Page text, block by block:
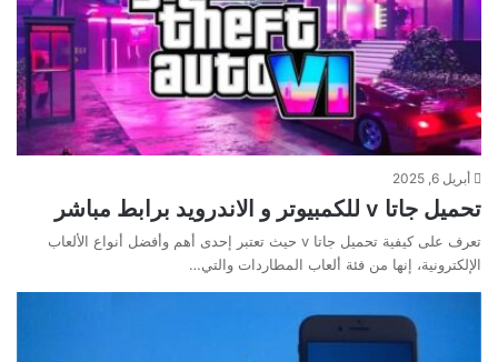
أبريل 6, 2025
تحميل جاتا v للكمبيوتر و الاندرويد برابط مباشر
تعرف على كيفية تحميل جاتا v حيث تعتبر إحدى أهم وأفضل أنواع الألعاب
الإلكترونية، إنها من فئة ألعاب المطاردات والتي…